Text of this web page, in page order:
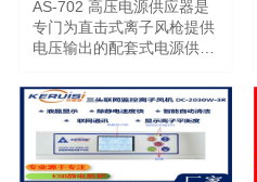
AS-702 高压电源供应器是
专门为直击式离子风枪提供
电压输出的配套式电源供应
供2个孔位，可同时连接2台
静电消除器，输出电源为
4.6KV*2